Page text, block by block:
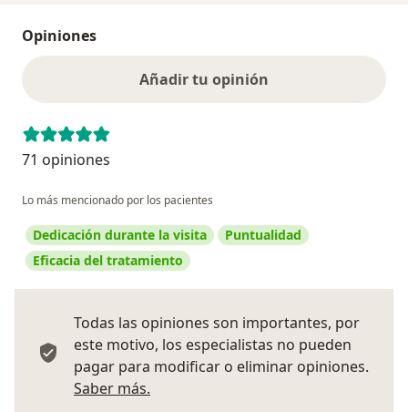
Opiniones
Añadir tu opinión
71 opiniones
Lo más mencionado por los pacientes
Dedicación durante la visita
Puntualidad
Eficacia del tratamiento
Todas las opiniones son importantes, por
este motivo, los especialistas no pueden
pagar para modificar o eliminar opiniones.
Saber más.